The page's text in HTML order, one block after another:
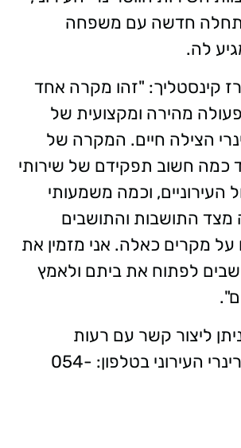
חדשה עם משפחה
לה.
קינסטליך: "זהו מקרה אחד
פעולה מהירה ומקצועית של
הצילה חיים. המקרה של
כמה חשוב תפקידם של שירותי
העירוניים, וכמה משמעותי
מצד התושבות והתושבים
על מקרים כאלה. אני מזמין את
לפתוח את ביתם ולאמץ
ליצור קשר עם רעות
מהשירות הווטרינרי העירוני בטלפון: 054-